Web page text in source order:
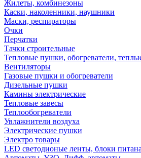
Жилеты, комбинезоны
Каски, наколенники, наушники
Маски, респираторы
Очки
Перчатки
Тачки строительные
Тепловые пушки, обогреватели,
Вентиляторы
Газовые пушки и обогреватели
Дизельные пушки
Камины электрические
Тепловые завесы
Теплообогреватели
Увлажнители воздуха
Электрические пушки
Электро товары
LED светодионые ленты, блоки